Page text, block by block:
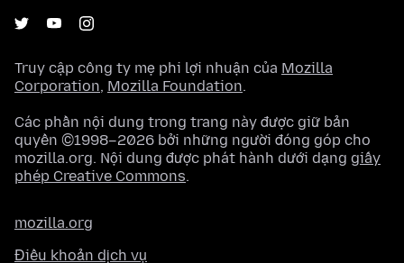
Truy cập công ty mẹ phi lợi nhuận của Mozilla
Corporation, Mozilla Foundation.
Các phần nội dung trong trang này được giữ bản
quyền ©1998–2026 bởi những người đóng góp cho
mozilla.org. Nội dung được phát hành dưới dạng giấy
phép Creative Commons.
mozilla.org
Điều khoản dịch vụ